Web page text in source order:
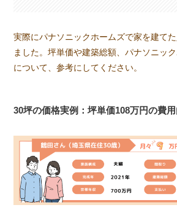
実際にパナソニックホームズで家を建て
ました。坪単価や建築総額、パナソニッ
について、参考にしてください。
30坪の価格実例：坪単価108万円の費